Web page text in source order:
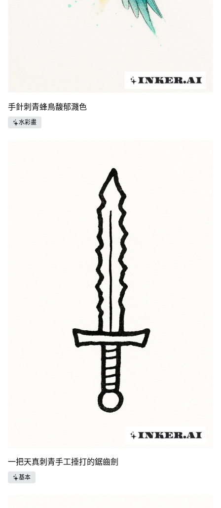
手針刺青蜂鳥馥郁濺色
水彩畫
一把天真刺青手工捶打的鋸齒劍
基本